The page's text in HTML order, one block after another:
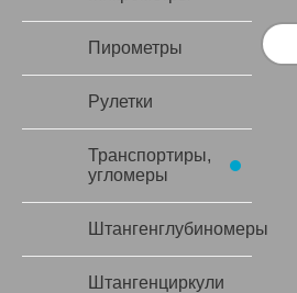
Пирометры
Рулетки
Транспортиры,
угломеры
Штангенглубиномеры
Штангенциркули